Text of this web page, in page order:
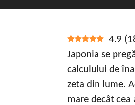
4.9 (
Japonia se
calculului de
zeta din lume.
mare decât cea